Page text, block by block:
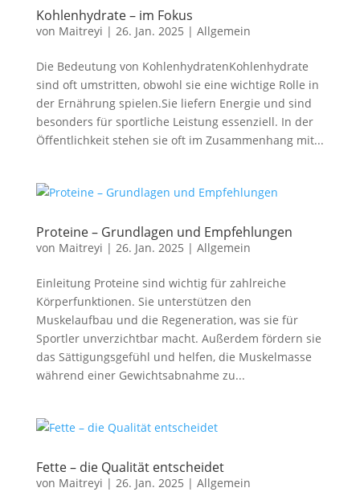
Kohlenhydrate – im Fokus
von Maitreyi | 26. Jan. 2025 | Allgemein
Die Bedeutung von KohlenhydratenKohlenhydrate
sind oft umstritten, obwohl sie eine wichtige Rolle in
der Ernährung spielen.Sie liefern Energie und sind
besonders für sportliche Leistung essenziell. In der
Öffentlichkeit stehen sie oft im Zusammenhang mit...
Proteine – Grundlagen und Empfehlungen
von Maitreyi | 26. Jan. 2025 | Allgemein
Einleitung Proteine sind wichtig für zahlreiche
Körperfunktionen. Sie unterstützen den
Muskelaufbau und die Regeneration, was sie für
Sportler unverzichtbar macht. Außerdem fördern sie
das Sättigungsgefühl und helfen, die Muskelmasse
während einer Gewichtsabnahme zu...
Fette – die Qualität entscheidet
von Maitreyi | 26. Jan. 2025 | Allgemein